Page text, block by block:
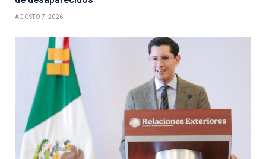
AGOSTO 7, 2026